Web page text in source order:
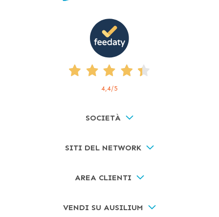
4,4/5
SOCIETÀ
SITI DEL NETWORK
AREA CLIENTI
VENDI SU AUSILIUM